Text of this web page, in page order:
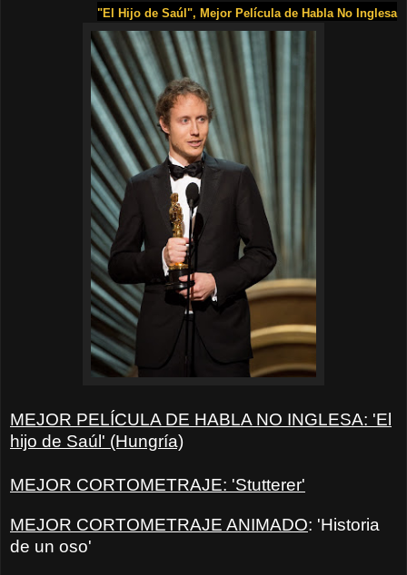
"El Hijo de Saúl", Mejor Película de Habla No Inglesa
MEJOR PELÍCULA DE HABLA NO INGLESA: 'El
hijo de Saúl' (Hungría)
MEJOR CORTOMETRAJE: 'Stutterer'
MEJOR CORTOMETRAJE ANIMADO: 'Historia
de un oso'